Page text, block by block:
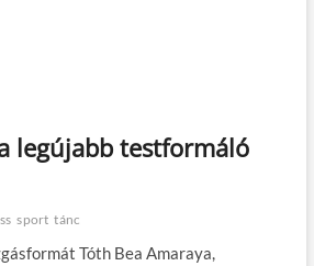
legújabb testformáló
sport tánc
Tóth Bea Amaraya,